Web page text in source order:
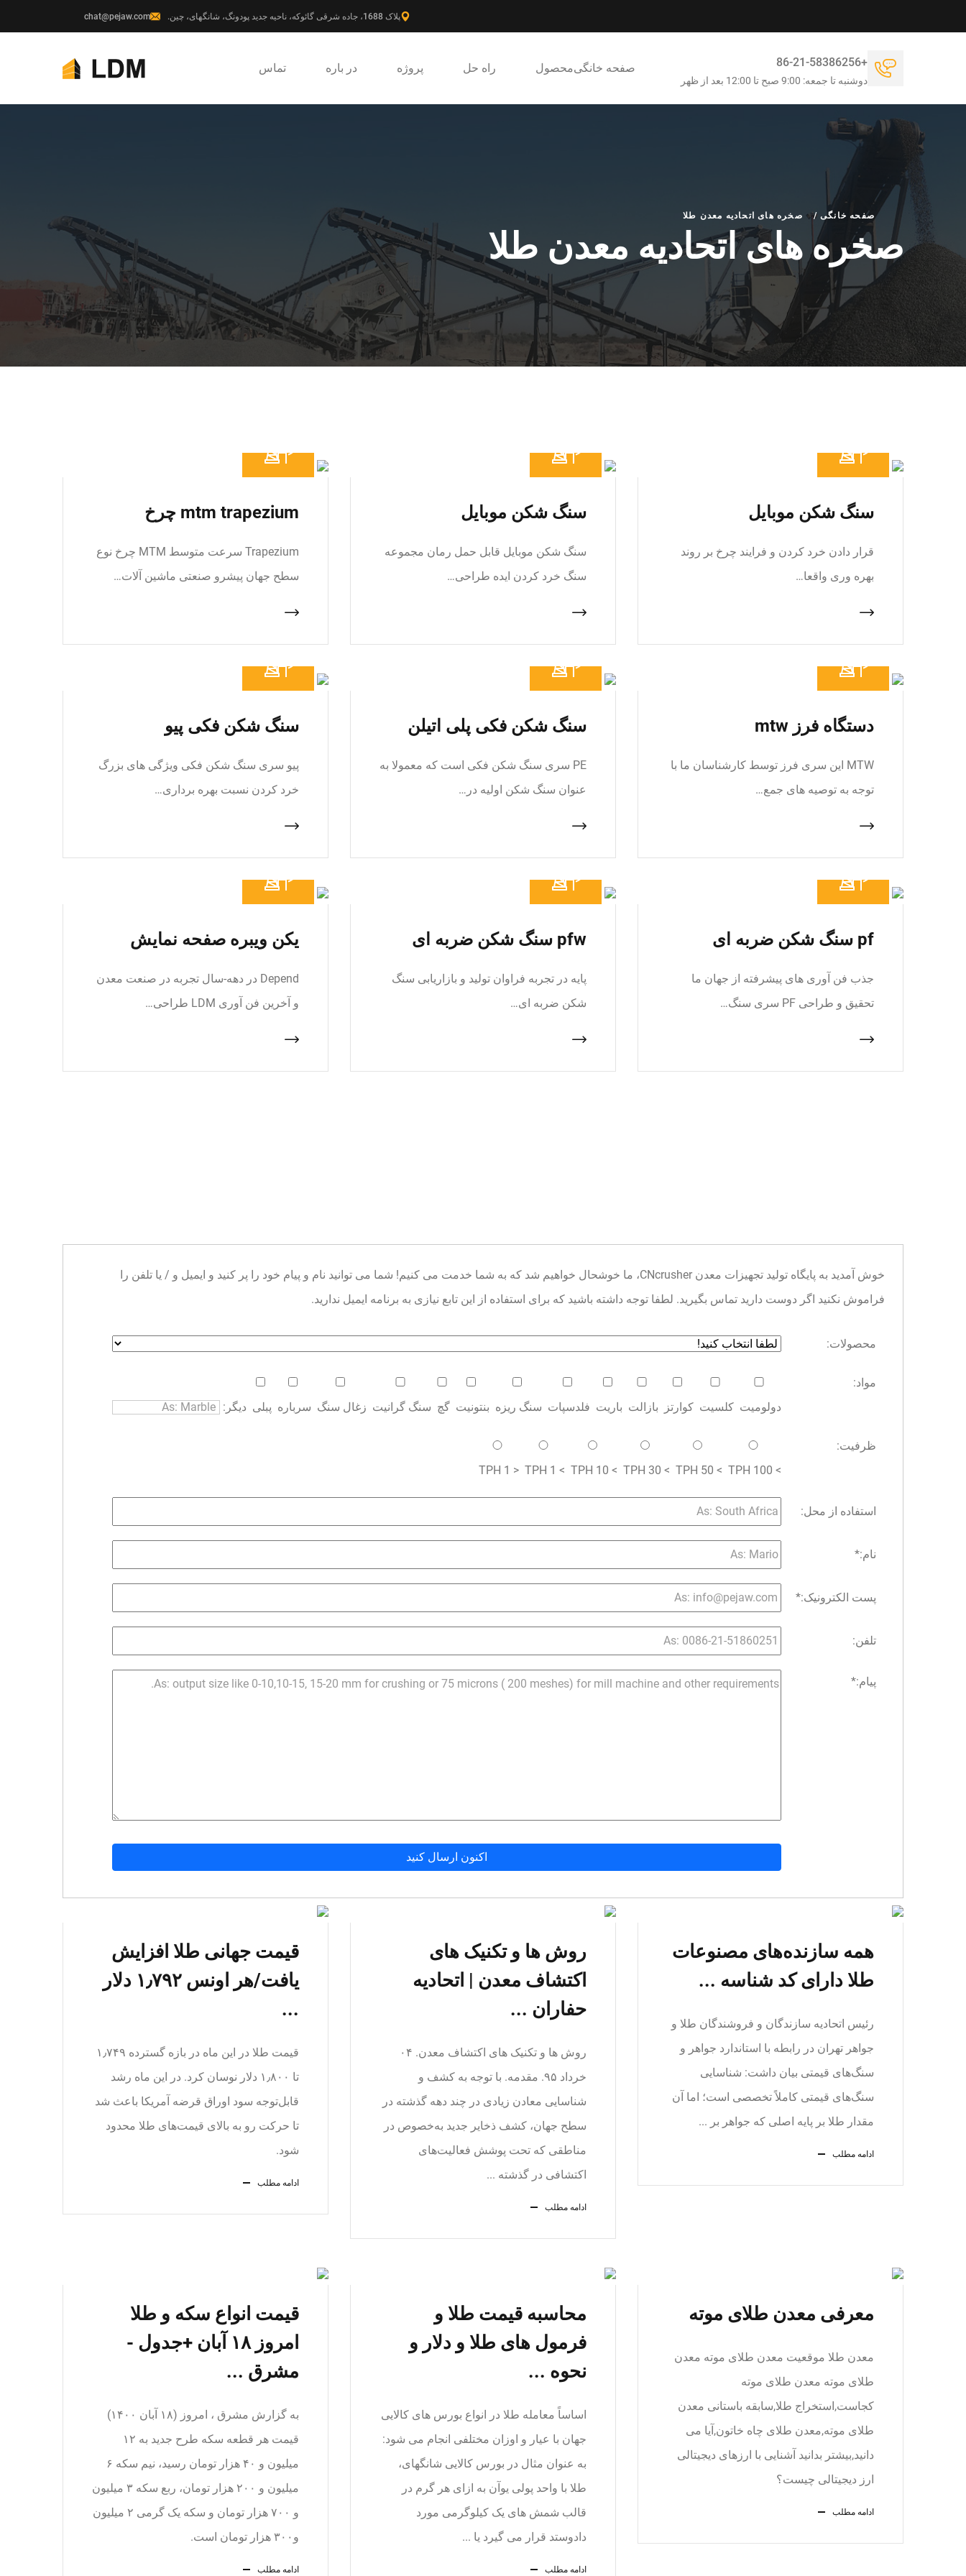
پلاک 1688، جاده شرقی گائوکه، ناحیه جدید پودونگ، شانگهای، چین. chat@pejaw.com
صفحه خانگیمحصول راه حل پروژه در باره تماس +86-21-58386256
دوشنبه تا جمعه: 9:00 صبح تا 12:00 بعد از ظهر
صفحه خانگی / صخره های اتحادیه معدن طلا
صخره های اتحادیه معدن طلا
سنگ شکن موبایل
قرار دادن خرد کردن و فرایند چرخ بر روند
بهره وری واقعا…
سنگ شکن موبایل
سنگ شکن موبایل قابل حمل رمان مجموعه
سنگ خرد کردن ایده طراحی…
mtm trapezium چرخ
Trapezium سرعت متوسط MTM چرخ نوع
سطح جهان پیشرو صنعتی ماشین آلات…
دستگاه فرز mtw
MTW این سری فرز توسط کارشناسان ما با
توجه به توصیه های جمع…
سنگ شکن فکی پلی اتیلن
PE سری سنگ شکن فکی است که معمولا به
عنوان سنگ شکن اولیه در…
سنگ شکن فکی پیو
پیو سری سنگ شکن فکی ویژگی های بزرگ
خرد کردن نسبت بهره برداری…
pf سنگ شکن ضربه ای
جذب فن آوری های پیشرفته از جهان ما
تحقیق و طراحی PF سری سنگ…
pfw سنگ شکن ضربه ای
پایه در تجربه فراوان تولید و بازاریابی سنگ
شکن ضربه ای…
یکن ویبره صفحه نمایش
Depend در دهه-سال تجربه در صنعت معدن
و آخرین فن آوری LDM طراحی…
خوش آمدید به پایگاه تولید تجهیزات معدن CNcrusher، ما خوشحال خواهیم شد که به شما خدمت می کنیم! شما می توانید نام و پیام خود را پر کنید و ایمیل و / یا تلفن را
فراموش نکنید اگر دوست دارید تماس بگیرید. لطفا توجه داشته باشید که برای استفاده از این تابع نیازی به برنامه ایمیل ندارید.
محصولات:
مواد:
دولومیت کلسیت کوارتز بازالت باریت فلدسپات سنگ ریزه بنتونیت گچ سنگ گرانیت زغال سنگ سرباره پبلی دیگر:
ظرفیت:
> 100 TPH
> 50 TPH
> 30 TPH
> 10 TPH
> 1 TPH
< 1 TPH
استفاده از محل:
نام:*
پست الکترونیک:*
تلفن:
پیام:*
همه سازنده‌های مصنوعات
طلا دارای کد شناسه ...
رئیس اتحادیه سازندگان و فروشندگان طلا و
جواهر تهران در رابطه با استاندارد جواهر و
سنگ‌های قیمتی بیان داشت: شناسایی
سنگ‌های قیمتی کاملاً تخصصی است؛ اما آن
مقدار طلا بر پایه اصلی که جواهر بر ...
ادامه مطلب
روش ها و تکنیک های
اکتشاف معدن | اتحادیه
حفاران ...
روش ها و تکنیک های اکتشاف معدن. ۰۴
خرداد ۹۵. مقدمه. با توجه به کشف و
شناسایی معادن زیادی در چند دهه گذشته در
سطح جهان، کشف ذخایر جدید به‌خصوص در
مناطقی که تحت پوشش فعالیت‌های
اکتشافی در گذشته ...
ادامه مطلب
قیمت جهانی طلا افزایش
یافت/هر اونس ۱٫۷۹۲ دلار
...
قیمت طلا در این ماه در بازه گسترده ۱٫۷۴۹
تا ۱٫۸۰۰ دلار نوسان کرد. در این ماه رشد
قابل‌توجه سود اوراق قرضه آمریکا باعث شد
تا حرکت رو به بالای قیمت‌های طلا محدود
شود.
ادامه مطلب
معرفی معدن طلای موته
معدن طلا موقعیت معدن طلای موته معدن
طلای موته معدن طلای موته
کجاست,استخراج طلا,سابقه باستانی معدن
طلای موته,معدن طلای چاه خاتون,آیا می
دانید,بیشتر بدانید آشنایی با ارزهای دیجیتالی
ارز دیجیتالی چیست؟
ادامه مطلب
محاسبه قیمت طلا و
فرمول های طلا و دلار و
نحوه ...
اساساً معامله طلا در انواع بورس های کالایی
جهان با عیار و اوزان مختلفی انجام می شود:
به عنوان مثال در بورس کالایی شانگهای،
طلا با واحد پولی یوآن به ازای هر گرم در
قالب شمش های یک کیلوگرمی مورد
دادوستد قرار می گیرد یا ...
ادامه مطلب
قیمت انواع سکه و طلا
امروز ۱۸ آبان +جدول -
مشرق ...
به گزارش مشرق ، امروز (۱۸ آبان ۱۴۰۰)
قیمت هر قطعه سکه طرح جدید به ۱۲
میلیون و ۴۰ هزار تومان رسید، نیم سکه ۶
میلیون و ۲۰۰ هزار تومان، ربع سکه ۳ میلیون
و ۷۰۰ هزار تومان و سکه یک گرمی ۲ میلیون
و۳۰۰ هزار تومان است.
ادامه مطلب